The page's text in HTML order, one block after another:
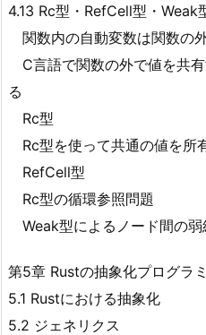
4.13 Rc型・RefCell型・Weak
関数内の自動変数は関数の
C言語で関数の外で値を共
る
Rc型
Rc型を使って共通の値を所
RefCell型
Rc型の循環参照問題
Weak型によるノード間の弱
第5章 Rustの抽象化プログラ
5.1 Rustにおける抽象化
5.2 ジェネリクス